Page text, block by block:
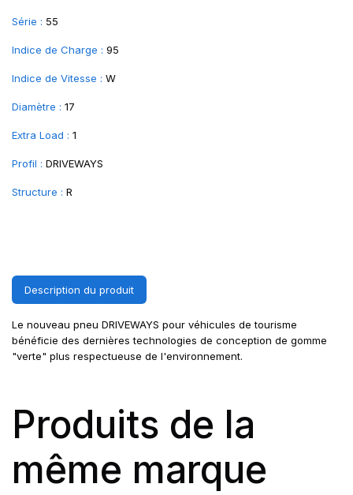
Série : 55
Indice de Charge : 95
Indice de Vitesse : W
Diamètre : 17
Extra Load : 1
Profil : DRIVEWAYS
Structure : R
Description du produit
Le nouveau pneu DRIVEWAYS pour véhicules de tourisme
bénéficie des dernières technologies de conception de gomme
"verte" plus respectueuse de l'environnement.
Produits de la
même marque